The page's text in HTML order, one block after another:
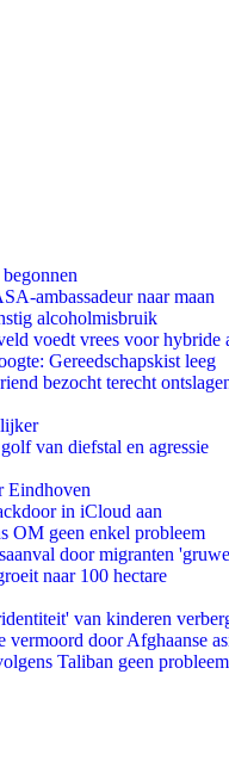
ambassadeur naar maan
alcoholmisbruik
voedt vrees voor hybride
Gereedschapskist leeg
bezocht terecht
van diefstal en agressie
Eindhoven
in iCloud aan
OM geen enkel probleem
door migranten
naar 100 hectare
van kinderen
door Afghaanse
Taliban geen probleem